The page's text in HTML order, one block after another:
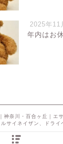
2025年11
年内はお
奈川・百合ヶ丘｜エ
ルサイネイザン、ドライ